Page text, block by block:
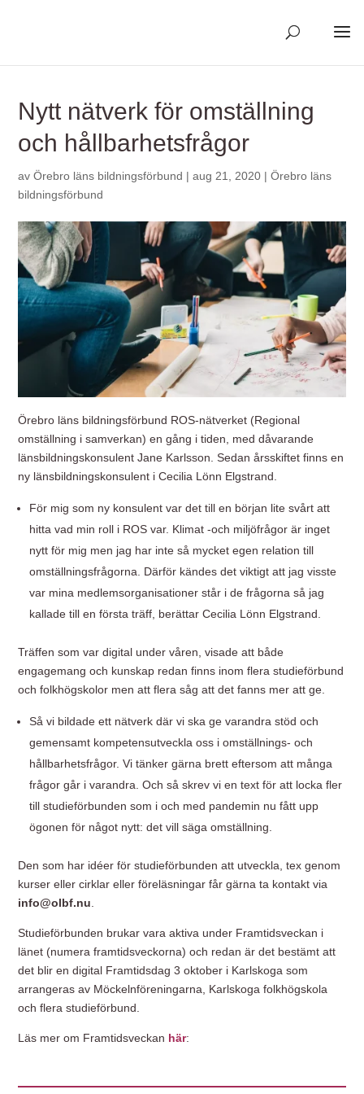
Nytt nätverk för omställning
och hållbarhetsfrågor
avÖrebro läns bildningsförbund |aug 21, 2020 |Örebro läns
bildningsförbund
Örebro läns bildningsförbund ROS-nätverket (Regional
omställning i samverkan) en gång i tiden, med dåvarande
länsbildningskonsulent Jane Karlsson. Sedan årsskiftet finns en
ny länsbildningskonsulent i Cecilia Lönn Elgstrand.
För mig som ny konsulent var det till en början lite svårt att
hitta vad min roll i ROS var. Klimat -och miljöfrågor är inget
nytt för mig men jag har inte så mycket egen relation till
omställningsfrågorna. Därför kändes det viktigt att jag visste
var mina medlemsorganisationer står i de frågorna så jag
kallade till en första träff, berättar Cecilia Lönn Elgstrand.
Träffen som var digital under våren, visade att både
engagemang och kunskap redan finns inom flera studieförbund
och folkhögskolor men att flera såg att det fanns mer att ge.
Så vi bildade ett nätverk där vi ska ge varandra stöd och
gemensamt kompetensutveckla oss i omställnings- och
hållbarhetsfrågor. Vi tänker gärna brett eftersom att många
frågor går i varandra. Och så skrev vi en text för att locka fler
till studieförbunden som i och med pandemin nu fått upp
ögonen för något nytt: det vill säga omställning.
Den som har idéer för studieförbunden att utveckla, tex genom
kurser eller cirklar eller föreläsningar får gärna ta kontakt via
info@olbf.nu
Studieförbunden brukar vara aktiva under Framtidsveckan i
länet (numera framtidsveckorna) och redan är det bestämt att
det blir en digital Framtidsdag 3 oktober i Karlskoga som
arrangeras av Möckelnföreningarna, Karlskoga folkhögskola
och flera studieförbund.
Läs mer om Framtidsveckan här: